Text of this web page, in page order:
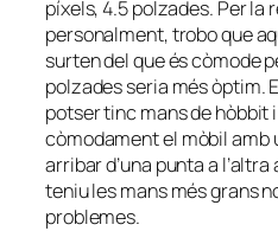
píxels, 4.5 polzades. Per la
personalment, trobo que
surten del que és còmode
polzades seria més òptim.
potser tinc mans de hòbbit
còmodament el mòbil amb
arribar d’una punta a
teniu les mans més grans
problemes.